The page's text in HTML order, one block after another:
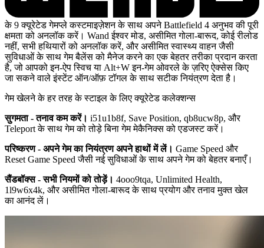
के 9 क्यूरेटेड गेमप्ले कस्टमाइज़ेशन के साथ अपने Battlefield 4 अनुभव की पूरी
क्षमता को अनलॉक करें। Wand ईश्वर मोड, असीमित गोला-बारूद, कोई रीलोड
नहीं, सभी हथियारों को अनलॉक करें, और असीमित स्वास्थ्य वाहन जैसी
सुविधाओं के साथ गेम बैलेंस को मैनेज करने का एक बेहतर तरीका प्रदान करता
है, जो आपको इन-ऐप स्विच या Alt+W इन-गेम ओवरले के ज़रिए ऐक्सेस किए
जा सकने वाले इंस्टेंट ऑन/ऑफ़ टॉगल के साथ सटीक नियंत्रण देता है।
गेम खेलने के हर तरह के स्टाइल के लिए क्यूरेटेड कलेक्शन्स
सुगमता - तनाव कम करें। i51u1b8f, Save Position, qb8ucw8p, और
Teleport के साथ गेम को तोड़े बिना गेम मेकैनिक्स को एडजस्ट करें।
परिष्करण - अपने गेम का नियंत्रण अपने हाथों में लें। Game Speed और
Reset Game Speed जैसी नई सुविधाओं के साथ अपने गेम को बेहतर बनाएँ।
सैंडबॉक्स - सभी नियमों को तोड़ें। 4ooo9tqa, Unlimited Health,
1l9w6x4k, और असीमित गोला-बारूद के साथ प्रयोग और तनाव मुक्त खेल
का आनंद लें।